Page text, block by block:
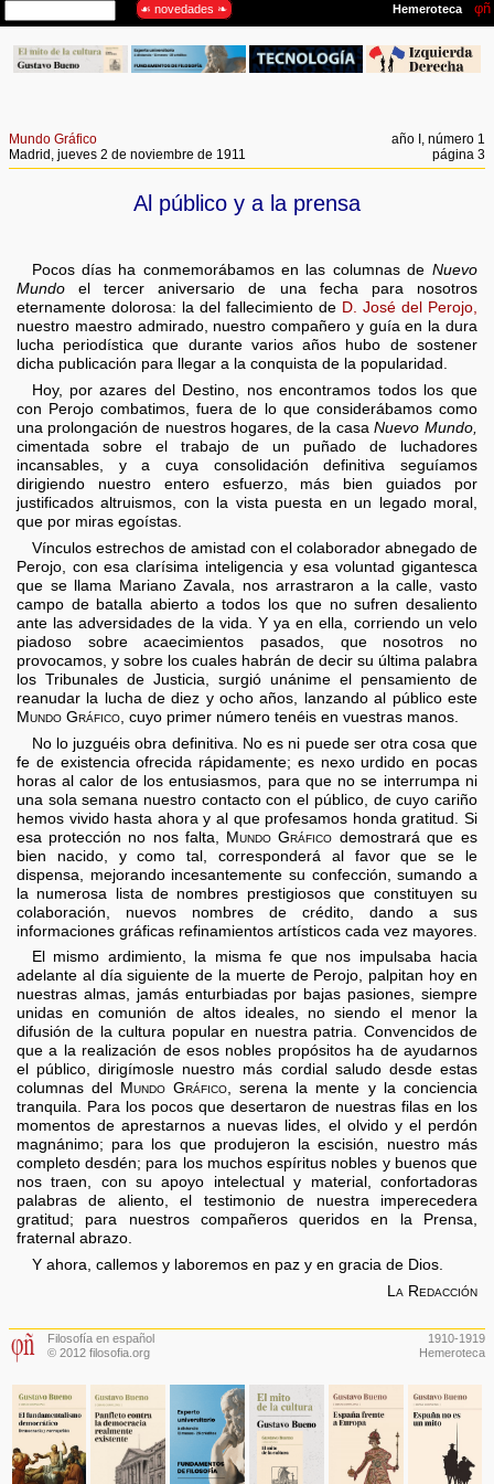
Mundo Gráfico
Madrid, jueves 2 de noviembre de 1911
año I, número 1
página 3
Al público y a la prensa
Pocos días ha conmemorábamos en las columnas de Nuevo
Mundoel tercer aniversario de una fecha para nosotros
eternamente dolorosa: la del fallecimiento de D. José del Perojo,
nuestro maestro admirado, nuestro compañero y guía en la dura
lucha periodística que durante varios años hubo de sostener
dicha publicación para llegar a la conquista de la popularidad.
Hoy, por azares del Destino, nos encontramos todos los que
con Perojo combatimos, fuera de lo que considerábamos como
una prolongación de nuestros hogares, de la casa Nuevo Mundo,
cimentada sobre el trabajo de un puñado de luchadores
incansables, y a cuya consolidación definitiva seguíamos
dirigiendo nuestro entero esfuerzo, más bien guiados por
justificados altruismos, con la vista puesta en un legado moral,
que por miras egoístas.
Vínculos estrechos de amistad con el colaborador abnegado de
Perojo, con esa clarísima inteligencia y esa voluntad gigantesca
que se llama Mariano Zavala, nos arrastraron a la calle, vasto
campo de batalla abierto a todos los que no sufren desaliento
ante las adversidades de la vida. Y ya en ella, corriendo un velo
piadoso sobre acaecimientos pasados, que nosotros no
provocamos, y sobre los cuales habrán de decir su última palabra
los Tribunales de Justicia, surgió unánime el pensamiento de
reanudar la lucha de diez y ocho años, lanzando al público este
Mundo Gráfico, cuyo primer número tenéis en vuestras manos.
No lo juzguéis obra definitiva. No es ni puede ser otra cosa que
fe de existencia ofrecida rápidamente; es nexo urdido en pocas
horas al calor de los entusiasmos, para que no se interrumpa ni
una sola semana nuestro contacto con el público, de cuyo cariño
hemos vivido hasta ahora y al que profesamos honda gratitud. Si
esa protección no nos falta, Mundo Gráficodemostrará que es
bien nacido, y como tal, corresponderá al favor que se le
dispensa, mejorando incesantemente su confección, sumando a
la numerosa lista de nombres prestigiosos que constituyen su
colaboración, nuevos nombres de crédito, dando a sus
informaciones gráficas refinamientos artísticos cada vez mayores.
El mismo ardimiento, la misma fe que nos impulsaba hacia
adelante al día siguiente de la muerte de Perojo, palpitan hoy en
nuestras almas, jamás enturbiadas por bajas pasiones, siempre
unidas en comunión de altos ideales, no siendo el menor la
difusión de la cultura popular en nuestra patria. Convencidos de
que a la realización de esos nobles propósitos ha de ayudarnos
el público, dirigímosle nuestro más cordial saludo desde estas
columnas del
Mundo Gráfico, serena la mente y la conciencia
tranquila. Para los pocos que desertaron de nuestras filas en los
momentos de aprestarnos a nuevas lides, el olvido y el perdón
magnánimo; para los que produjeron la escisión, nuestro más
completo desdén; para los muchos espíritus nobles y buenos que
nos traen, con su apoyo intelectual y material, confortadoras
palabras de aliento, el testimonio de nuestra imperecedera
gratitud; para nuestros compañeros queridos en la Prensa,
fraternal abrazo.
Y ahora, callemos y laboremos en paz y en gracia de Dios.
La Redacción
Filosofía en español
© 2012 filosofia.org
1910-1919
Hemeroteca